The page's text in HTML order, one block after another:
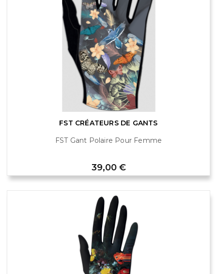
FST CRÉATEURS DE GANTS
FST Gant Polaire Pour Femme
Prix
39,00 €